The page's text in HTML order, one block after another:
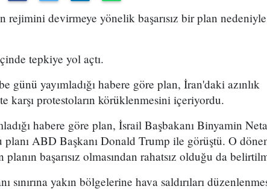
rejimini devirmeye yönelik başarısız bir plan
tepkiye yol açtı.
günü yayımladığı habere göre plan, İran'daki azınlık
karşı protestoların körüklenmesini içeriyordu.
habere göre plan, İsrail Başbakanı Binyamin
planı ABD Başkanı Donald Trump ile görüştü. O
başarısız olmasından rahatsız olduğu da
sınırına yakın bölgelerine hava saldırıları